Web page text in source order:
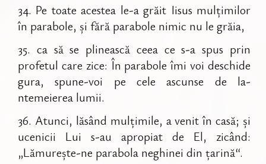
34. Pe toate acestea le-a grăit Iisus mulțimilor
în parabole, și fără parabole nimic nu le grăia,
35. ca să se plinească ceea ce s-a spus prin
profetul care zice: În parabole îmi voi deschide
gura, spune-voi pe cele ascunse de la-
ntemeierea lumii.
36. Atunci, lăsând mulțimile, a venit în casă; și
ucenicii Lui s-au apropiat de El, zicând:
„Lămurește-ne parabola neghinei din țarină“.